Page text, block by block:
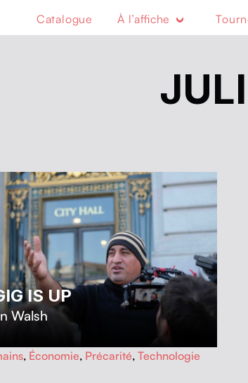
Catalogue À l’affiche
IS UP
Walsh
, Économie, Précarité, Technologie